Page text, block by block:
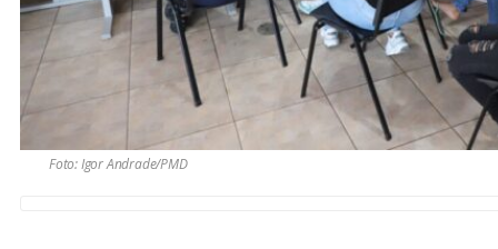
Foto: Igor Andrade/PMD